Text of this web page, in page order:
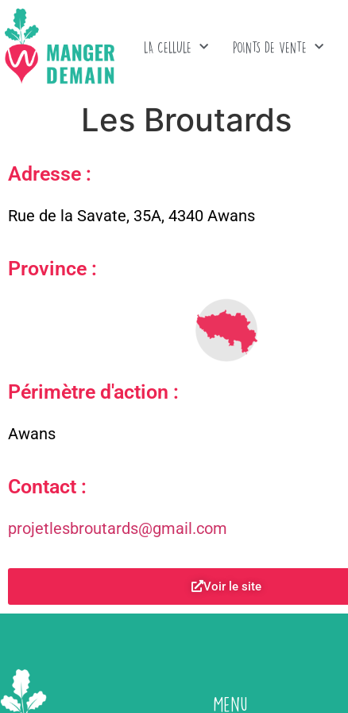
LA CELLULE POINTS DE VENTE
Les Broutards
Adresse :
Rue de la Savate, 35A, 4340 Awans
Province :
Périmètre d'action :
Awans
Contact :
projetlesbroutards@gmail.com
Voir le site
Menu